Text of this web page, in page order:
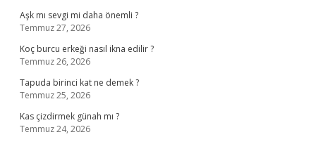
Aşk mı sevgi mi daha önemli ?
Temmuz 27, 2026
Koç burcu erkeği nasıl ikna edilir ?
Temmuz 26, 2026
Tapuda birinci kat ne demek ?
Temmuz 25, 2026
Kas çizdirmek günah mı ?
Temmuz 24, 2026